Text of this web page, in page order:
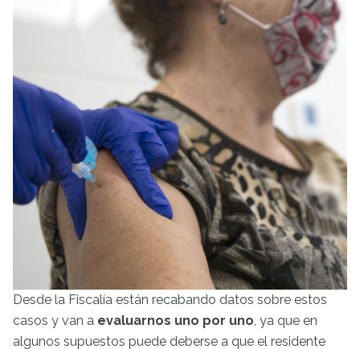
Desde la Fiscalía están recabando datos sobre estos
casos y van a evaluarnos uno por uno, ya que en
algunos supuestos puede deberse a que el residente